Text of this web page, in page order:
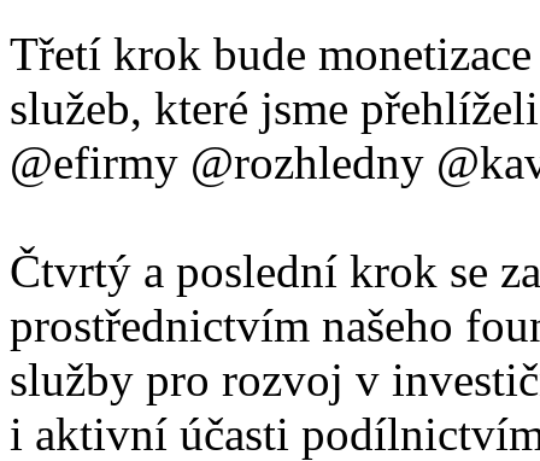
Třetí krok bude
služeb, které jsme
@efirmy @rozhledny
Čtvrtý a poslední krok se
prostřednictvím našeho
služby pro rozvoj v
i aktivní účasti